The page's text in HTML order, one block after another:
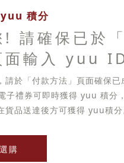
積分
! 請確保已於
面輸入 yuu
請於「付款方法」頁面確保
子禮券可即時獲得 yuu 積分
貨品送達後方可獲得 yuu積分
購